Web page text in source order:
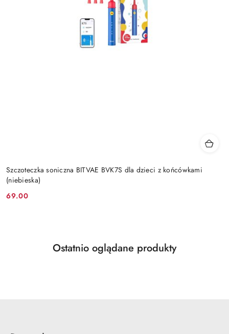
Szczoteczka soniczna BITVAE BVK7S dla dzieci z końcówkami
(niebieska)
Cena:
69.00
Pomiń karuzelę produktów
Produkty
Ostatnio oglądane produkty